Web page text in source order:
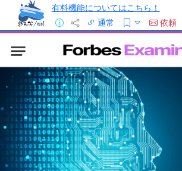
有料機能についてはこちら！
通常
依頼